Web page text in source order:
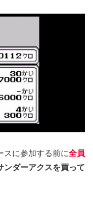
スに参加する前に全員
ンダーアクスを買って